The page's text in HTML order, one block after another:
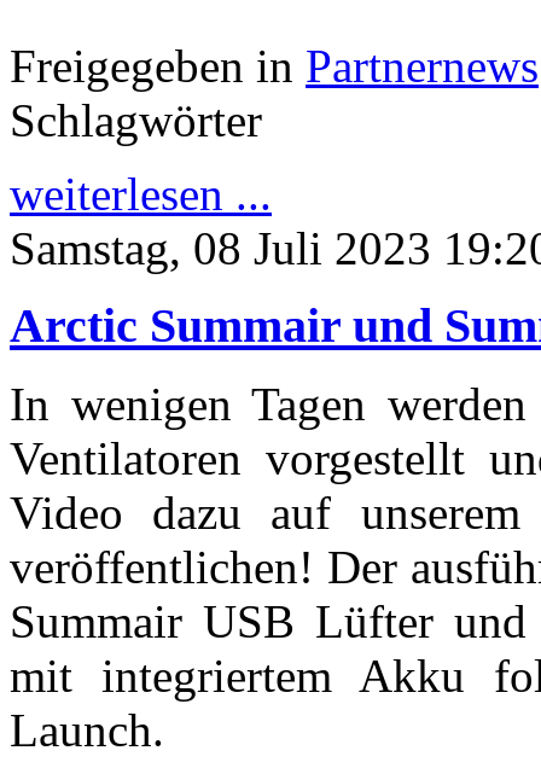
Freigegeben in Partnernews
Schlagwörter
weiterlesen ...
Samstag, 08 Juli 2023
Arctic Summair und
In wenigen Tagen
Ventilatoren vorgestellt
Video dazu auf unserem
veröffentlichen! Der
Summair USB Lüfter
mit integriertem Akku
Launch.